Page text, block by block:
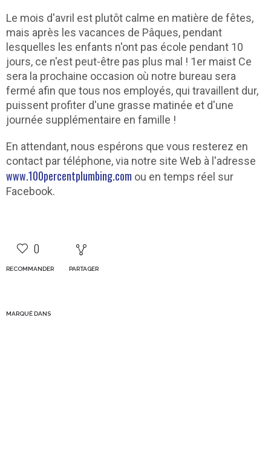
Le mois d'avril est plutôt calme en matière de fêtes,
mais après les vacances de Pâques, pendant
lesquelles les enfants n'ont pas école pendant 10
jours, ce n'est peut-être pas plus mal ! 1er maist Ce
sera la prochaine occasion où notre bureau sera
fermé afin que tous nos employés, qui travaillent dur,
puissent profiter d'une grasse matinée et d'une
journée supplémentaire en famille !
En attendant, nous espérons que vous resterez en
contact par téléphone, via notre site Web à l'adresse
www.100percentplumbing.com ou en temps réel sur
Facebook.
0
RECOMMANDER PARTAGER
MARQUÉ DANS